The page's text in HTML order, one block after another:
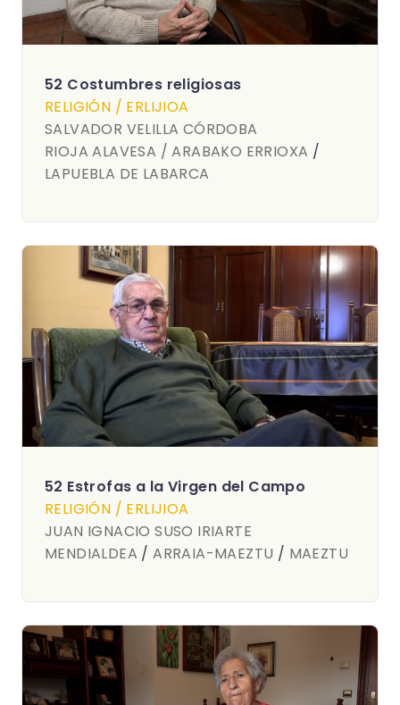
52 Costumbres religiosas
RELIGIÓN / ERLIJIOA
SALVADOR VELILLA CÓRDOBA
RIOJA ALAVESA / ARABAKO ERRIOXA /
LAPUEBLA DE LABARCA
52 Estrofas a la Virgen del Campo
RELIGIÓN / ERLIJIOA
JUAN IGNACIO SUSO IRIARTE
MENDIALDEA /ARRAIA-MAEZTU / MAEZTU